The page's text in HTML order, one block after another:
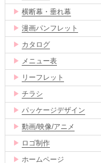
▶ 横断幕・垂れ幕
▶ 漫画パンフレット
▶ カタログ
▶ メニュー表
▶
リーフレット
▶ チラシ
▶ パッケージデザイン
▶ 動画/映像/アニメ
▶ ロゴ制作
▶ ホームページ